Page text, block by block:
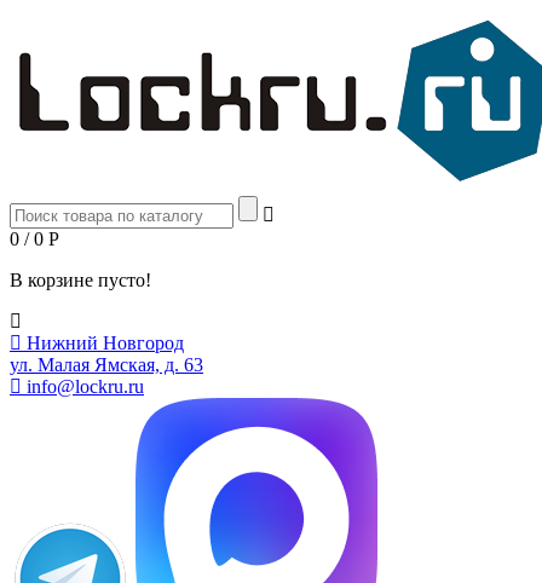
0 / 0 Р
В корзине пусто!
Нижний Новгород
ул. Малая Ямская, д. 63
info@lockru.ru